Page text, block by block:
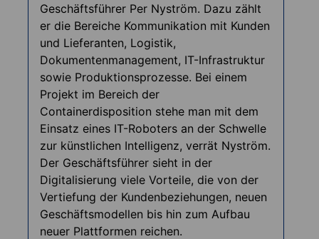
Geschäftsführer Per Nyström. Dazu zählt
er die Bereiche Kommunikation mit Kunden
und Lieferanten, Logistik,
Dokumentenmanagement, IT-Infrastruktur
sowie Produktionsprozesse. Bei einem
Projekt im Bereich der
Containerdisposition stehe man mit dem
Einsatz eines IT-Roboters an der Schwelle
zur künstlichen Intelligenz, verrät Nyström.
Der Geschäftsführer sieht in der
Digitalisierung viele Vorteile, die von der
Vertiefung der Kundenbeziehungen, neuen
Geschäftsmodellen bis hin zum Aufbau
neuer Plattformen reichen.